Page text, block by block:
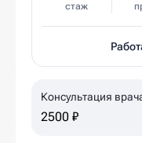
стаж
Консультация
2500 ₽